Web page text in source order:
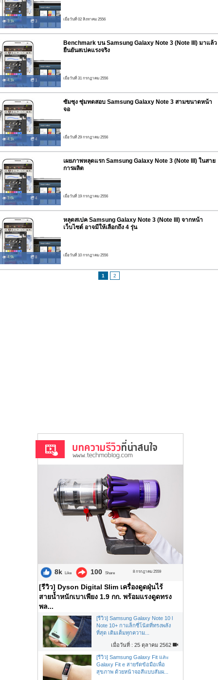
3.1k 3 เมื่อวันที่ 02 สิงหาคม 2556
4.1k 1
Benchmark บน Samsung Galaxy Note 3 (Note III) มาแล้ว
ยืนยันสเปคแรงจริง
เมื่อวันที่ 31 กรกฏาคม 2556
4.1k 4
ซัมซุง ซุ่มทดสอบ Samsung Galaxy Note 3 สามขนาดหน้า
จอ
เมื่อวันที่ 29 กรกฏาคม 2556
3.6k 4
เผยภาพหลุดแรก Samsung Galaxy Note 3 (Note III) ในสาย
การผลิต
เมื่อวันที่ 19 กรกฏาคม 2556
4.9k 8
หลุดสเปค Samsung Galaxy Note 3 (Note III) จากหน้า
เว็บไซต์ อาจมีให้เลือกถึง 4 รุ่น
เมื่อวันที่ 10 กรกฏาคม 2556
1 2
8k Like 100 Share 8 กรกฎาคม 2559
[รีวิว] Dyson Digital Slim เครื่องดูดฝุ่นไร้
สายน้ำหนักเบาเพียง 1.9 กก. พร้อมแรงดูดทรง
พล...
[รีวิว] Samsung Galaxy Note 10 l
Note 10+ กาแล็กซี่โน้ตที่ทรงพลัง
ที่สุด เติมเต็มทุกความ...
เมื่อวันที่ : 25 ตุลาคม 2562
[รีวิว] Samsung Galaxy Fit และ
Galaxy Fit e สายรัดข้อมือเพื่อ
สุขภาพ ด้วยหน้าจอสีแบบสัมผ...